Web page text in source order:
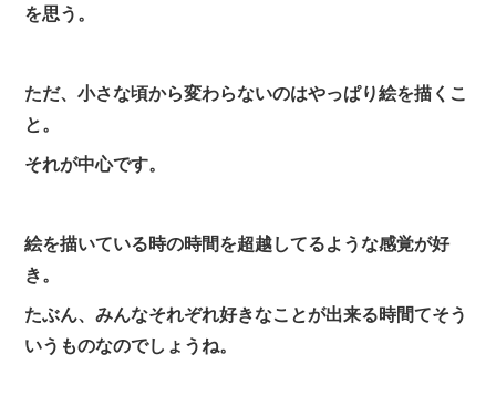
を思う。
ただ、小さな頃から変わらないのはやっぱり絵を描くこ
と。
それが中心です。
絵を描いている時の時間を超越してるような感覚が好
き。
たぶん、みんなそれぞれ好きなことが出来る時間てそう
いうものなのでしょうね。